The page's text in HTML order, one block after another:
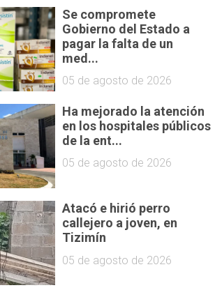
Se compromete
Gobierno del Estado a
pagar la falta de un
med...
05 de agosto de 2026
Ha mejorado la atención
en los hospitales públicos
de la ent...
05 de agosto de 2026
Atacó e hirió perro
callejero a joven, en
Tizimín
05 de agosto de 2026